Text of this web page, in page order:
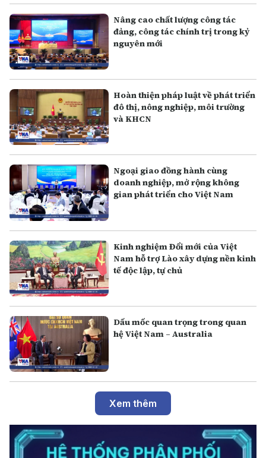
Nâng cao chất lượng công tác
đảng, công tác chính trị trong kỷ
nguyên mới
Hoàn thiện pháp luật về phát triển
đô thị, nông nghiệp, môi trường
và KHCN
Ngoại giao đồng hành cùng
doanh nghiệp, mở rộng không
gian phát triển cho Việt Nam
Kinh nghiệm Đổi mới của Việt
Nam hỗ trợ Lào xây dựng nền kinh
tế độc lập, tự chủ
Dấu mốc quan trọng trong quan
hệ Việt Nam – Australia
Xem thêm